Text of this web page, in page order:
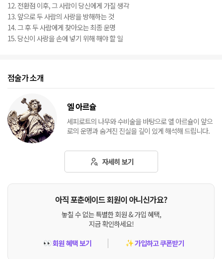
12. 전환점 이후, 그 사람이 당신에게 가질 생각
13. 앞으로 두 사람의 사랑을 방해하는 것
14. 그 후 두 사람에게 찾아오는 최종 운명
15. 당신이 사랑을 손에 넣기 위해 해야 할 일
점술가 소개
엘 아르슐
세피로트의 나무와 수비술을 바탕으로 엘 아르슐이 앞으
로의 운명과 숨겨진 진실을 깊이 있게 해석해 드립니다.
자세히 보기
아직 포춘에이드 회원이 아니신가요?
놓칠 수 없는 특별한 회원 & 가입 혜택,
지금 확인하세요!
👀회원 혜택 보기 ✨가입하고 쿠폰받기